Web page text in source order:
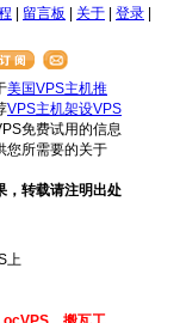
留言板 关于 登录
美国VPS主机推
VPS主机架设VPS
免费试用的信息
您所需要的关于
，转载请注明出处
上